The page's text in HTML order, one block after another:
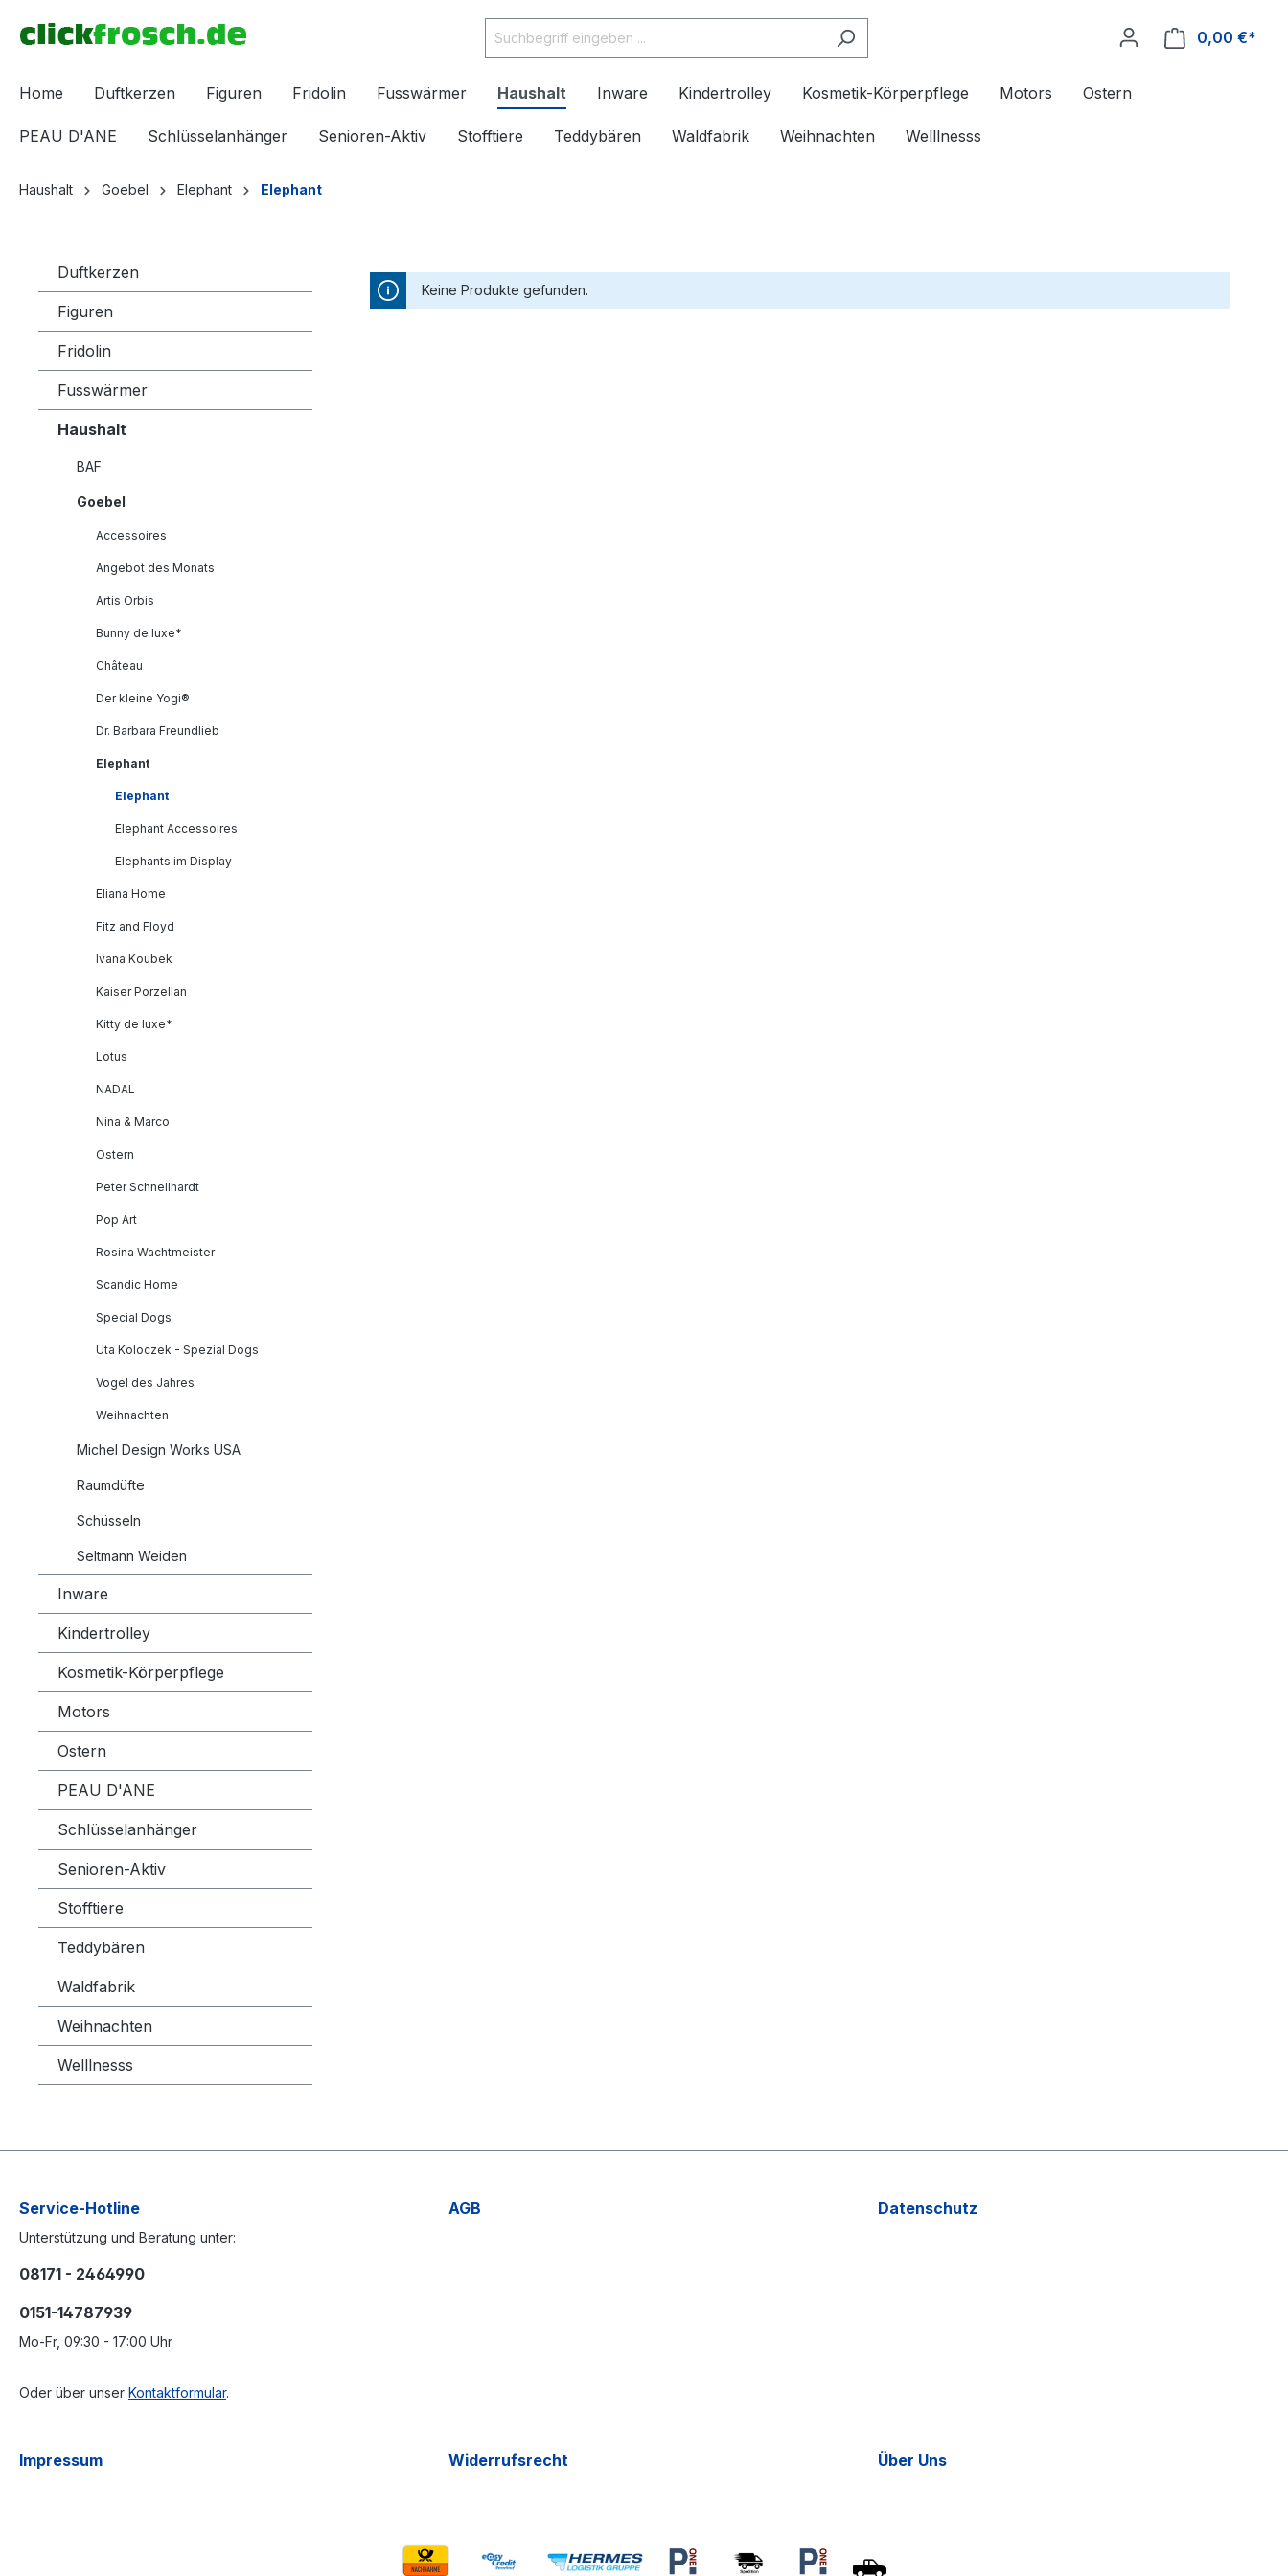
springen
0,00 €*
Home Duftkerzen Figuren Fridolin Fusswärmer Haushalt Inware Kindertrolley Kosmetik-Körperpflege Motors Ostern
PEAU D'ANE Schlüsselanhänger Senioren-Aktiv Stofftiere Teddybären Waldfabrik Weihnachten Welllnesss
Haushalt Goebel Elephant Elephant
Duftkerzen
Figuren
Fridolin
Fusswärmer
Haushalt
BAF
Goebel
Accessoires
Angebot des Monats
Artis Orbis
Bunny de luxe*
Château
Der kleine Yogi®
Dr. Barbara Freundlieb
Elephant
Elephant
Elephant Accessoires
Elephants im Display
Eliana Home
Fitz and Floyd
Ivana Koubek
Kaiser Porzellan
Kitty de luxe*
Lotus
NADAL
Nina & Marco
Ostern
Peter Schnellhardt
Pop Art
Rosina Wachtmeister
Scandic Home
Special Dogs
Uta Koloczek - Spezial Dogs
Vogel des Jahres
Weihnachten
Michel Design Works USA
Raumdüfte
Schüsseln
Seltmann Weiden
Inware
Kindertrolley
Kosmetik-Körperpflege
Motors
Ostern
PEAU D'ANE
Schlüsselanhänger
Senioren-Aktiv
Stofftiere
Teddybären
Waldfabrik
Weihnachten
Welllnesss
Keine Produkte gefunden.
Service-Hotline
Unterstützung und Beratung unter:
08171 - 2464990
0151-14787939
Mo-Fr, 09:30 - 17:00 Uhr
Oder über unser Kontaktformular.
AGB Datenschutz
Impressum Widerrufsrecht Über Uns